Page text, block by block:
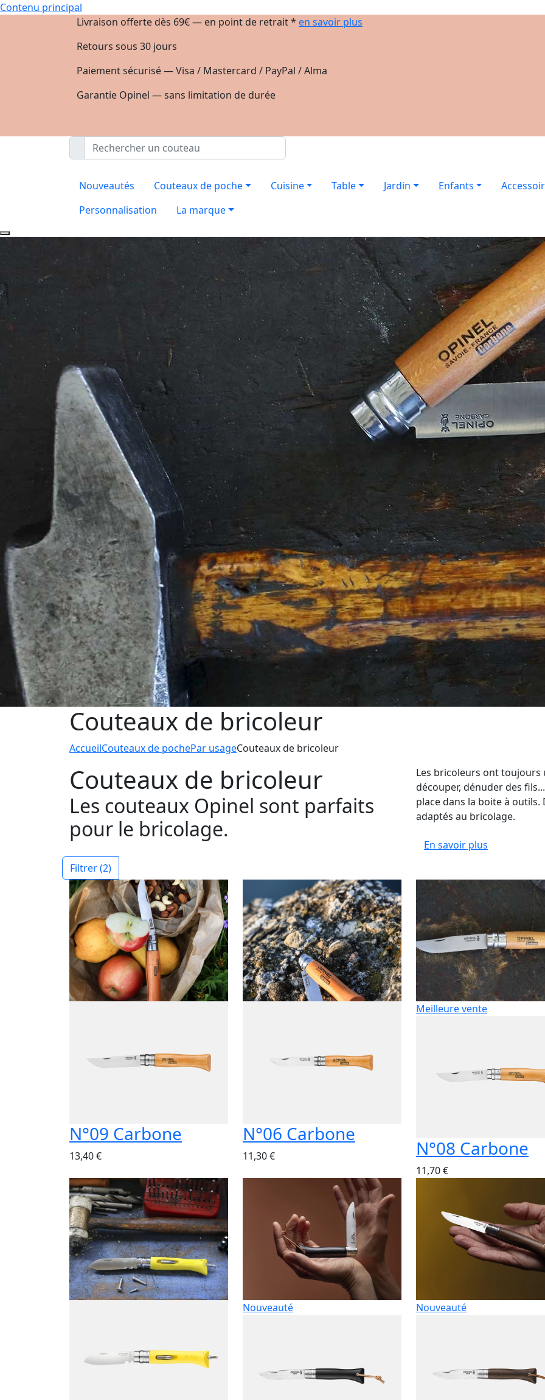
Contenu principal
Livraison offerte dès 69€ — en point de retrait * en savoir plus
Retours sous 30 jours
Paiement sécurisé — Visa / Mastercard / PayPal / Alma
Garantie Opinel — sans limitation de durée
Nouveautés Couteaux de poche Cuisine Table Jardin Enfants
Personnalisation
La marque
Couteaux de bricoleur
AccueilCouteaux de pochePar usageCouteaux de bricoleur
Couteaux de bricoleur
Les couteaux Opinel sont parfaits
pour le bricolage.
Les bricoleurs ont toujours
découper, dénuder des
place dans la boite à
adaptés au bricolage.
En savoir plus
Filtrer(2)
N°09 Carbone
13,40 €
N°06 Carbone
11,30 €
Meilleure vente
N°08 Carbone
11,70 €
Nouveauté Nouveauté